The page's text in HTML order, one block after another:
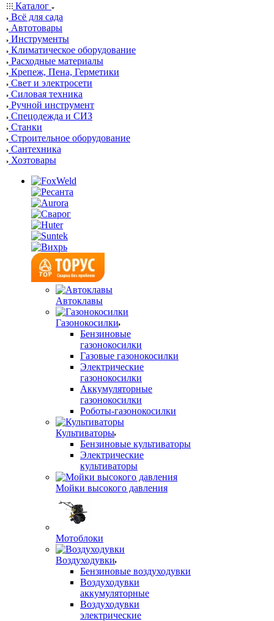
Каталог
Всё для сада
Автотовары
Инструменты
Климатическое оборудование
Расходные материалы
Крепеж, Пена, Герметики
Свет и электросети
Силовая техника
Ручной инструмент
Спецодежда и СИЗ
Станки
Строительное оборудование
Сантехника
Хозтовары
Автоклавы
Газонокосилки
Бензиновые
газонокосилки
Газовые газонокосилки
Электрические
газонокосилки
Аккумуляторные
газонокосилки
Роботы-газонокосилки
Культиваторы
Бензиновые культиваторы
Электрические
культиваторы
Мойки высокого давления
Мотоблоки
Воздуходувки
Бензиновые воздуходувки
Воздуходувки
аккумуляторные
Воздуходувки
электрические